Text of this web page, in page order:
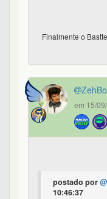
Finalmente o
em 15/
postado por
10:46:37